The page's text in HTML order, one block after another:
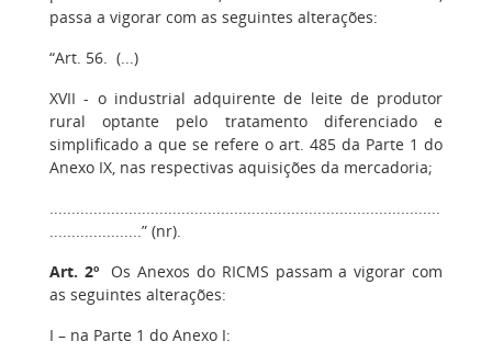
passa a vigorar com as seguintes alterações:
“Art. 56. (...)
XVII - o industrial adquirente de leite de produtor
rural optante pelo tratamento diferenciado e
simplificado a que se refere o art. 485 da Parte 1 do
Anexo IX, nas respectivas aquisições da mercadoria;
.........................................................................................
.....................” (nr).
Art. 2ºOs Anexos do RICMS passam a vigorar com
as seguintes alterações:
I – na Parte 1 do Anexo I: